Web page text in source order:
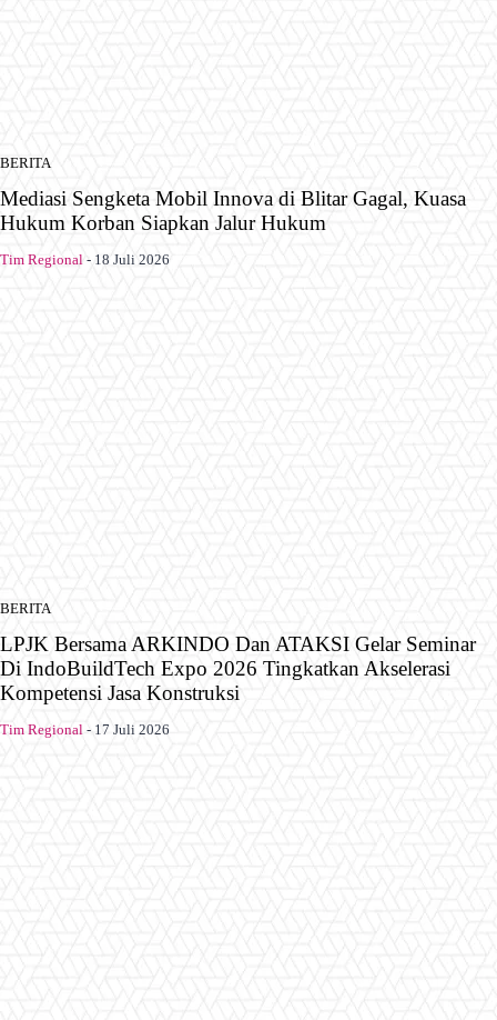
BERITA
Mediasi Sengketa Mobil Innova di Blitar Gagal, Kuasa
Hukum Korban Siapkan Jalur Hukum
Tim Regional - 18 Juli 2026
BERITA
LPJK Bersama ARKINDO Dan ATAKSI Gelar Seminar
Di IndoBuildTech Expo 2026 Tingkatkan Akselerasi
Kompetensi Jasa Konstruksi
Tim Regional - 17 Juli 2026